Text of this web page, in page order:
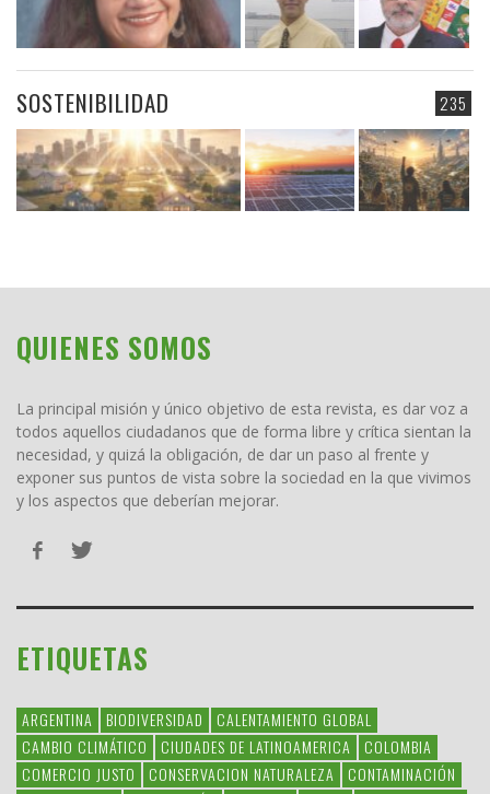
235
SOSTENIBILIDAD
QUIENES SOMOS
La principal misión y único objetivo de esta revista, es dar voz a
todos aquellos ciudadanos que de forma libre y crítica sientan la
necesidad, y quizá la obligación, de dar un paso al frente y
exponer sus puntos de vista sobre la sociedad en la que vivimos
y los aspectos que deberían mejorar.
ETIQUETAS
ARGENTINA BIODIVERSIDAD
CALENTAMIENTO GLOBAL
CAMBIO CLIMÁTICO
CIUDADES DE LATINOAMERICA
COLOMBIA
COMERCIO JUSTO
CONSERVACION NATURALEZA
CONTAMINACIÓN